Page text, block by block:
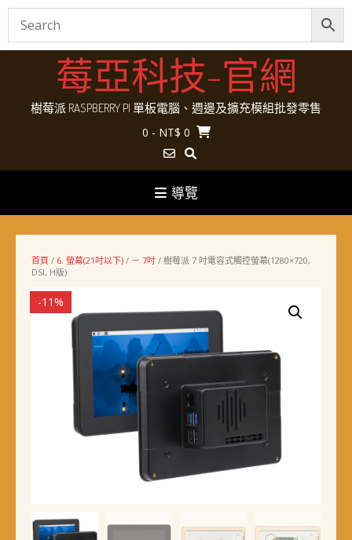
Skip
莓亞科技-官網
樹莓派 RASPBERRY PI 單板電腦、週邊及擴充模組批發零售
0 - NT$ 0
導覽
首頁 / 6. 螢幕(21吋以下) / － 7吋 / 樹莓派 7 吋電容式觸控螢幕(1280×720,
DSI, H版)
-11%